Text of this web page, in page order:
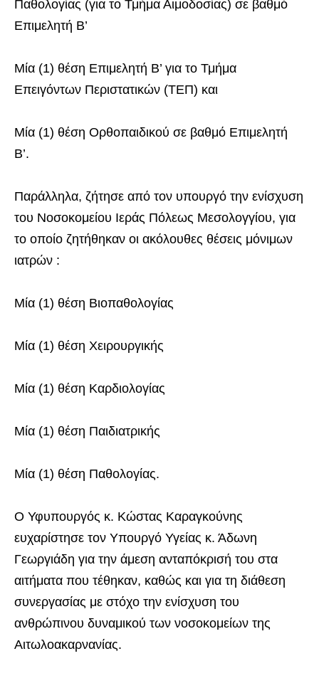
Παθολογίας (για το Τμήμα Αιμοδοσίας) σε βαθμό
Επιμελητή Β’
Μία (1) θέση Επιμελητή Β’ για το Τμήμα
Επειγόντων Περιστατικών (ΤΕΠ) και
Μία (1) θέση Ορθοπαιδικού σε βαθμό Επιμελητή
Β’.
Παράλληλα, ζήτησε από τον υπουργό την ενίσχυση
του Νοσοκομείου Ιεράς Πόλεως Μεσολογγίου, για
το οποίο ζητήθηκαν οι ακόλουθες θέσεις μόνιμων
ιατρών :
Μία (1) θέση Βιοπαθολογίας
Μία (1) θέση Χειρουργικής
Μία (1) θέση Καρδιολογίας
Μία (1) θέση Παιδιατρικής
Μία (1) θέση Παθολογίας.
Ο Υφυπουργός κ. Κώστας Καραγκούνης
ευχαρίστησε τον Υπουργό Υγείας κ. Άδωνη
Γεωργιάδη για την άμεση ανταπόκρισή του στα
αιτήματα που τέθηκαν, καθώς και για τη διάθεση
συνεργασίας με στόχο την ενίσχυση του
ανθρώπινου δυναμικού των νοσοκομείων της
Αιτωλοακαρνανίας.